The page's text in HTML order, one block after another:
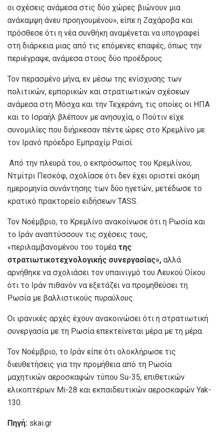
οι σχέσεις ανάμεσα στις δύο χώρες βιώνουν μια
ανάκαμψη άνευ προηγουμένου», είπε η Ζαχάροβα και
πρόσθεσε ότι η νέα συνθήκη αναμένεται να υπογραφεί
στη διάρκεια μιας από τις επόμενες επαφές, όπως την
περιέγραψε, ανάμεσα στους δύο προέδρους.
Τον περασμένο μήνα, εν μέσω της ενίσχυσης των
πολιτικών, εμπορικών και στρατιωτικών σχέσεων
ανάμεσα στη Μόσχα και την Τεχεράνη, τις οποίες οι ΗΠΑ
και το Ισραήλ βλέπουν με ανησυχία, ο Πούτιν είχε
συνομιλίες που διήρκεσαν πέντε ώρες στο Κρεμλίνο με
τον Ιρανό πρόεδρο Εμπραχίμ Ραϊσί.
Από την πλευρά του, ο εκπρόσωπος του Κρεμλίνου,
Ντμίτρι Πεσκόφ, σχολίασε ότι δεν έχει οριστεί ακόμη
ημερομηνία συνάντησης των δύο ηγετών, μετέδωσε το
κρατικό πρακτορείο ειδήσεων TASS.
Τον Νοέμβριο, το Κρεμλίνο ανακοίνωσε ότι η Ρωσία και
το Ιράν αναπτύσσουν τις σχέσεις τους,
«περιλαμβανομένου του τομέα της
στρατιωτικοτεχνολογικής συνεργασίας», αλλά
αρνήθηκε να σχολιάσει τον υπαινιγμό του Λευκού Οίκου
ότι το Ιράν πιθανόν να εξετάζει να προμηθεύσει τη
Ρωσία με βαλλιστικούς πυραύλους.
Οι ιρανικές αρχές έχουν ανακοινώσει ότι η στρατιωτική
συνεργασία με τη Ρωσία επεκτείνεται μέρα με τη μέρα.
Τον Νοέμβριο, το Ιράν είπε ότι ολοκλήρωσε τις
διευθετήσεις για την προμήθεια από τη Ρωσία
μαχητικών αεροσκαφών τύπου Su-35, επιθετικών
ελικοπτέρων Mi-28 και εκπαιδευτικών αεροσκαφών Yak-
130.
Πηγή: skai.gr